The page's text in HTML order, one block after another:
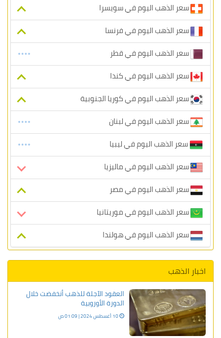
سعر الذهب اليوم في سويسرا
سعر الذهب اليوم في فرنسا
سعر الذهب اليوم في قطر
سعر الذهب اليوم في كندا
سعر الذهب اليوم في كوريا الجنوبية
سعر الذهب اليوم في لبنان
سعر الذهب اليوم في ليبيا
سعر الذهب اليوم في ماليزيا
سعر الذهب اليوم في مصر
سعر الذهب اليوم في موريتانيا
سعر الذهب اليوم في هولندا
اخبار الذهب
العقود الآجلة للذهب أنخفضت خلال
الدورة الأوروبية